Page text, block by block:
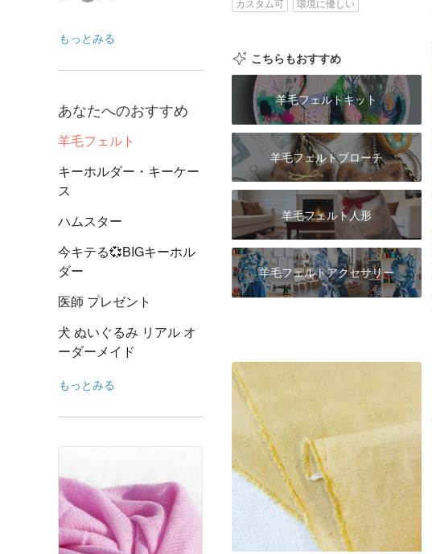
もっとみる
あなたへのおすすめ
羊毛フェルト
キーホルダー・キーケー
ス
ハムスター
今キテる💞BIGキーホル
ダー
医師 プレゼント
犬 ぬいぐるみ リアル オ
ーダーメイド
もっとみる
カスタム可 環境に優しい
こちらもおすすめ
羊毛フェルトキット
羊毛フェルトブローチ
羊毛フェルト人形
羊毛フェルトアクセサリー